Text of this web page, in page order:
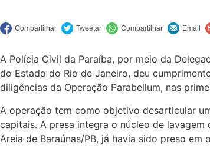
A Polícia Civil da Paraíba, por meio da
do Estado do Rio de Janeiro, deu
diligências da Operação Parabellum, nas
A operação tem como objetivo desarticular
capitais. A presa integra o núcleo de
Areia de Baraúnas/PB, já havia sido preso